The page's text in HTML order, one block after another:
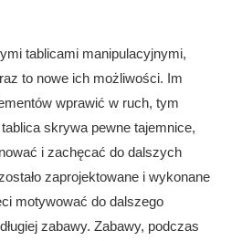
tablicami manipulacyjnymi,
to nowe ich możliwości. Im
wprawić w ruch, tym
skrywa pewne tajemnice,
i zachęcać do dalszych
zaprojektowane i wykonane
motywować do dalszego
zabawy. Zabawy, podczas